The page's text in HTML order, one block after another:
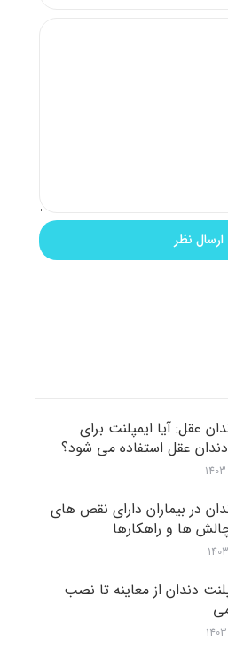
عقل: آیا ایمپلنت برای
عقل استفاده می شود؟
در بیماران دارای نقص های
ها و راهکارها
دندان از معاینه تا نصب